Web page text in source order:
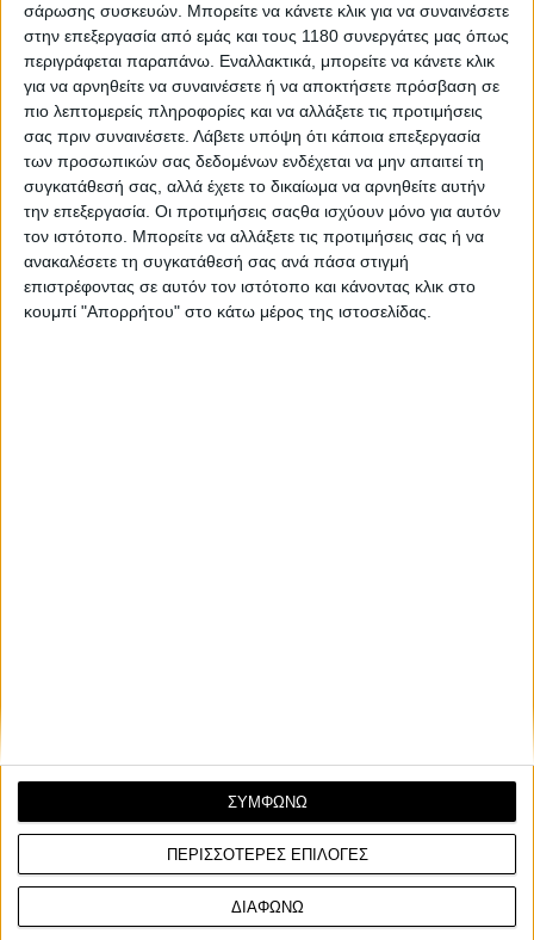
σάρωσης συσκευών. Μπορείτε να κάνετε κλικ για να συναινέσετε
στην επεξεργασία από εμάς και τους 1180 συνεργάτες μας όπως
περιγράφεται παραπάνω. Εναλλακτικά, μπορείτε να κάνετε κλικ
για να αρνηθείτε να συναινέσετε ή να αποκτήσετε πρόσβαση σε
πιο λεπτομερείς πληροφορίες και να αλλάξετε τις προτιμήσεις
σας πριν συναινέσετε. Λάβετε υπόψη ότι κάποια επεξεργασία
των προσωπικών σας δεδομένων ενδέχεται να μην απαιτεί τη
συγκατάθεσή σας, αλλά έχετε το δικαίωμα να αρνηθείτε αυτήν
την επεξεργασία. Οι προτιμήσεις σαςθα ισχύουν μόνο για αυτόν
τον ιστότοπο. Μπορείτε να αλλάξετε τις προτιμήσεις σας ή να
ανακαλέσετε τη συγκατάθεσή σας ανά πάσα στιγμή
επιστρέφοντας σε αυτόν τον ιστότοπο και κάνοντας κλικ στο
κουμπί "Απορρήτου" στο κάτω μέρος της ιστοσελίδας.
ΠΕΡΙΣΣΟΤΕΡΕΣ ΕΠΙΛΟΓΕΣ
ΔΙΑΦΩΝΩ
ΣΥΜΦΩΝΩ
Η Honda γιορτάζει την 25η επέτειο του σκούτερ SH125i με
ένα φιλόδοξο, έργο που συνδυάζει τη γλυπτική και την
τεχνολογική καινοτομία, για να τιμήσει ένα από τα πιο
διαχρονικά σκούτερ της Ευρώπης. Απ...
Επικαιρότητα
Ιταλία: Άνοδος στην αγορά μοτοσυκλέτας 6,5% τον
Ιανουάριο [στατιστικά και best seller]
Η αγορά δικύκλου στη γείτονα χώρα σημειώνει μία σημαντική
αύξηση της τάξεως του 6,5% τον Ιανουάριο τ...
Νέα Μοντέλα
Επικαιρότητα 29/8/2025
Ανάκληση Honda SH125 και SH150 στην Ευρώπη
Όπως αναφέρεται σε ανακοίνωση της ευρωπαϊκής κομισιόν, η
Honda ανακαλεί τα δίκυκλα SH125 και SH150 ...